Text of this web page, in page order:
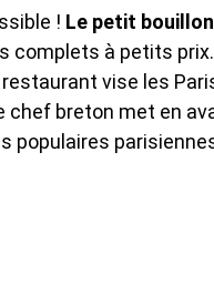
! Le petit
complets à petits
vise les
chef breton met en
populaires